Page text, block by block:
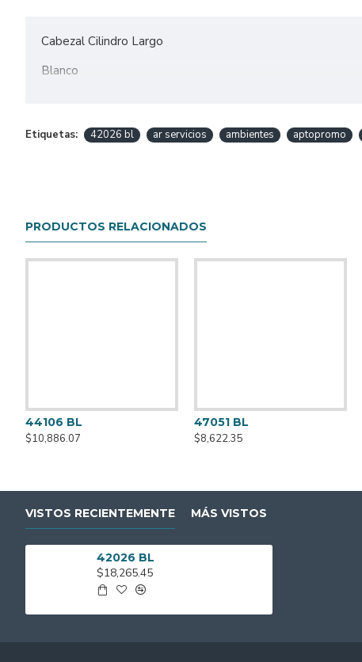
Cabezal Cilindro Largo
Blanco
Con Antireflex
Aluminio
Etiquetas: 42026 bl ar servicios ambientes aptopromo
PRODUCTOS RELACIONADOS
44106 BL
$10,886.07
47051 BL
$8,622.35
VISTOS RECIENTEMENTE MÁS VISTOS
42026 BL
$18,265.45